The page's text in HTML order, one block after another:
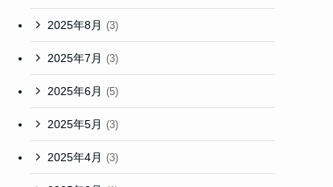
2025年8月 (3)
2025年7月 (3)
2025年6月 (5)
2025年5月 (3)
2025年4月 (3)